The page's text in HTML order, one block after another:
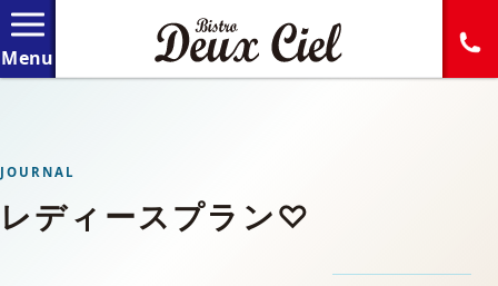
JOURNAL
レディースプラン♡